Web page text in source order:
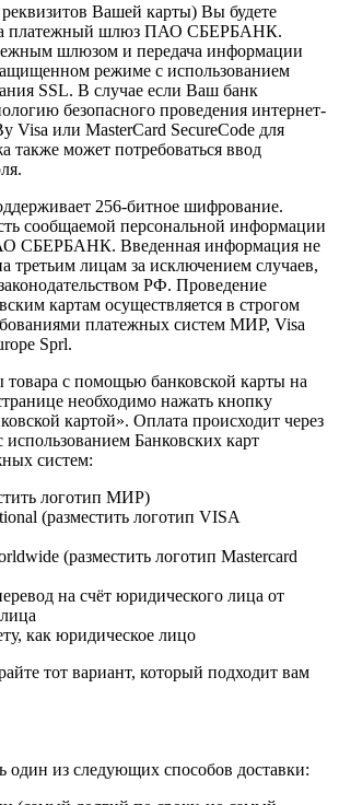
Вашей карты) Вы будете
платежный шлюз ПАО СБЕРБАНК.
шлюзом и передача информации
режиме с использованием
SSL. В случае если Ваш банк
безопасного проведения интернет-
Visa или MasterCard SecureCode для
также может потребоваться ввод
256-битное шифрование.
сообщаемой персональной информации
СБЕРБАНК. Введенная информация не
третьим лицам за исключением случаев,
РФ. Проведение
картам осуществляется в строгом
платежных систем МИР, Visa
Sprl.
товара с помощью банковской карты на
необходимо нажать кнопку
картой». Оплата происходит через
Банковских карт
систем:
логотип МИР)
(разместить логотип VISA
(разместить логотип Mastercard
на счёт юридического лица от
как юридическое лицо
тот вариант, который подходит вам
один из следующих способов доставки: